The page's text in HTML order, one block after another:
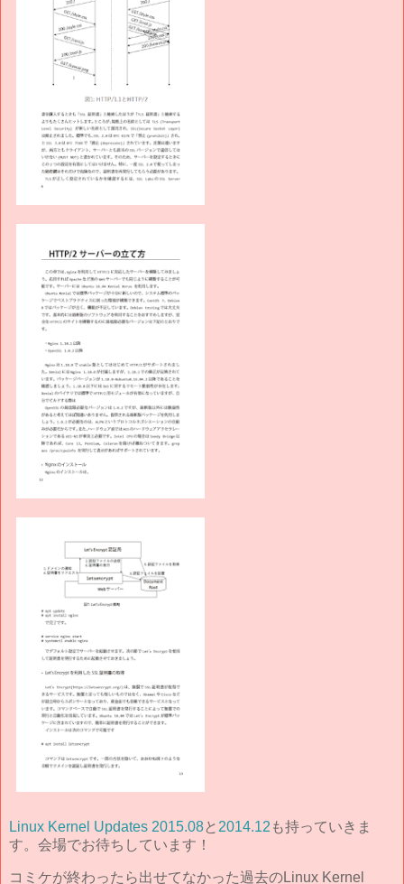
Linux Kernel Updates 2015.08と 2014.12 も持っていきま
す。会場でお待ちしています！
コミケが終わったら出せてなかった過去のLinux Kernel